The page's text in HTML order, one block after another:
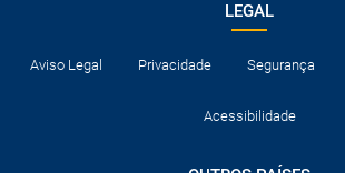
LEGAL
Aviso Legal Privacidade Segurança
Acessibilidade